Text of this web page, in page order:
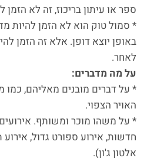
ספר או עיתון בריכוז, זה לא הזמן
* סמול טוק הוא לא הזמן להיות
באופן יוצא דופן. אלא זה הזמן
לאחר.
על מה מדברים:
* על דברים מובנים מאליהם, כמו
האויר הצפוי.
* על משהו מוכר ומשותף.
חדשות, אירוע ספורט גדול,
אלטון ג'ון).